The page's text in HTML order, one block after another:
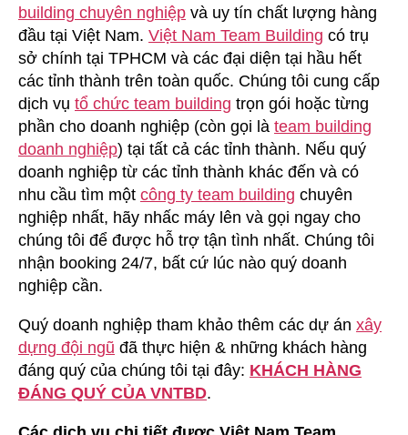
building chuyên nghiệp và uy tín chất lượng hàng
đầu tại Việt Nam. Việt Nam Team Building có trụ
sở chính tại TPHCM và các đại diện tại hầu hết
các tỉnh thành trên toàn quốc. Chúng tôi cung cấp
dịch vụ tổ chức team building trọn gói hoặc từng
phần cho doanh nghiệp (còn gọi là team building
doanh nghiệp) tại tất cả các tỉnh thành. Nếu quý
doanh nghiệp từ các tỉnh thành khác đến và có
nhu cầu tìm một công ty team building chuyên
nghiệp nhất, hãy nhấc máy lên và gọi ngay cho
chúng tôi để được hỗ trợ tận tình nhất. Chúng tôi
nhận booking 24/7, bất cứ lúc nào quý doanh
nghiệp cần.
Quý doanh nghiệp tham khảo thêm các dự án xây
dựng đội ngũ đã thực hiện & những khách hàng
đáng quý của chúng tôi tại đây: KHÁCH HÀNG
ĐÁNG QUÝ CỦA VNTBD.